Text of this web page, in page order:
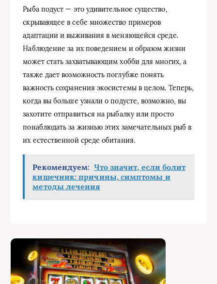
Рыба подуст — это удивительное существо,
скрывающее в себе множество примеров
адаптации и выживания в меняющейся среде.
Наблюдение за их поведением и образом жизни
может стать захватывающим хобби для многих, а
также дает возможность поглубже понять
важность сохранения экосистемы в целом. Теперь,
когда вы больше узнали о подусте, возможно, вы
захотите отправиться на рыбалку или просто
понаблюдать за жизнью этих замечательных рыб в
их естественной среде обитания.
Рекомендуем: Что значит, если болит
кишечник: причины, симптомы и
методы лечения